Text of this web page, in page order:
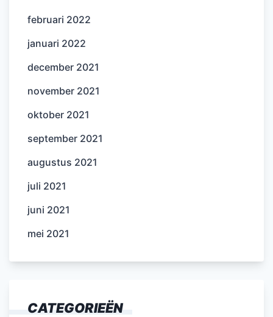
februari 2022
januari 2022
december 2021
november 2021
oktober 2021
september 2021
augustus 2021
juli 2021
juni 2021
mei 2021
CATEGORIEËN